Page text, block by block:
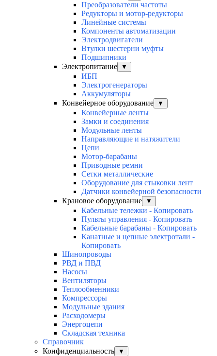
Преобразователи частоты
Редукторы и мотор-редукторы
Линейные системы
Компоненты автоматизации
Электродвигатели
Втулки шестерни муфты
Подшипники
Электропитание
▼
ИБП
Электрогенераторы
Аккумуляторы
Конвейерное оборудование
▼
Конвейерные ленты
Замки и соединения
Модульные ленты
Направляющие и натяжители
Цепи
Мотор-барабаны
Приводные ремни
Сетки металлические
Оборудование для стыковки лент
Датчики конвейерной безопасности
Крановое оборудование
▼
Кабельные тележки - Копировать
Пульты управления - Копировать
Кабельные барабаны - Копировать
Канатные и цепные электротали -
Копировать
Шинопроводы
РВД и ПВД
Насосы
Вентиляторы
Теплообменники
Компрессоры
Модульные здания
Расходомеры
Энергоцепи
Складская техника
Справочник
Конфиденциальность
▼